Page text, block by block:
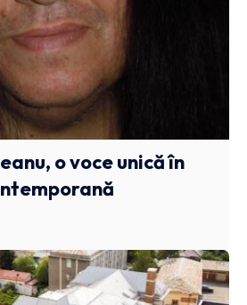
o voce unică în